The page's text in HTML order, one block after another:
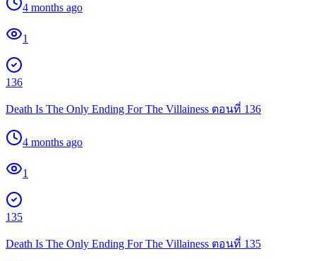
4 months ago
1
136
Death Is The Only Ending For The Villainess ตอนที่ 136
4 months ago
1
135
Death Is The Only Ending For The Villainess ตอนที่ 135